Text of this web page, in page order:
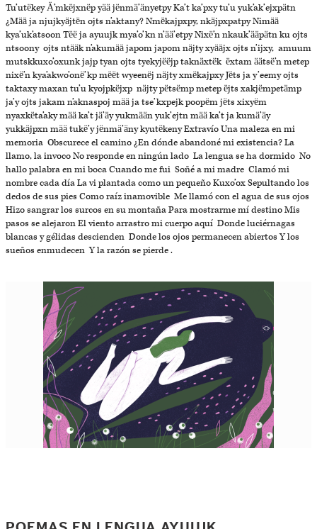
Tu’utëkey Ä’mkëjxnëp yää jënmä’änyetpy Ka’t ka’pxy tu’u yuk’ak’ejxpätn
¿Mää ja njujkyäjtën ojts n’aktany? Nmëkajpxpy, nkäjpxpatpy Nimää
kya’uk’atsoon Tëë ja ayuujk mya’o’kn n’ää’etpy Nixë’n nkauk’ääpätn ku ojts
ntsoony ojts ntääk n’akumää japom japom näjty xyääjx ojts n’ijxy, amuum
mutskkuxo’oxunk jajp tyan ojts tyekyjëëjp taknäxtëk ëxtam äätsë’n metep
nixë’n kya’akwo’onë’kp mëët wyeenëj näjty xmëkajpxy Jëts ja y’eemy ojts
taktaxy maxan tu’u kyojpkëjxp näjty pëtsëmp metep ëjts xakjëmpetämp
ja’y ojts jakam n’aknaspoj mää ja tse’kxpejk poopëm jëts xixyëm
nyaxkëta’aky mää ka’t jä’äy yukmään yuk’ejtn mää ka’t ja kumä’äy
yukkäjpxn mää tukë’y jënmä’äny kyutëkeny Extravío Una maleza en mi
memoria Obscurece el camino ¿En dónde abandoné mi existencia? La
llamo, la invoco No responde en ningún lado La lengua se ha dormido No
hallo palabra en mi boca Cuando me fui Soñé a mi madre Clamó mi
nombre cada día La vi plantada como un pequeño Kuxo’ox Sepultando los
dedos de sus pies Como raíz inamovible Me llamó con el agua de sus ojos
Hizo sangrar los surcos en su montaña Para mostrarme mí destino Mis
pasos se alejaron El viento arrastro mi cuerpo aquí Donde luciérnagas
blancas y gélidas descienden Donde los ojos permanecen abiertos Y los
sueños enmudecen Y la razón se pierde .